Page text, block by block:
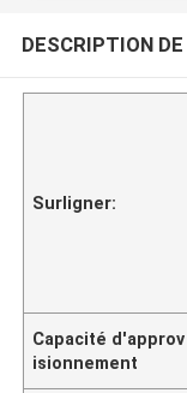
DESCRIPTION
Surligner:
Capacité d'approv
isionnement